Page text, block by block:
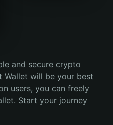
and secure crypto
Wallet will be your best
users, you can freely
Start your journey